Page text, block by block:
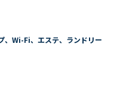
、Wi-Fi、エステ、ランドリー